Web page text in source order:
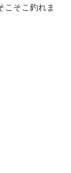
こそこ釣れま